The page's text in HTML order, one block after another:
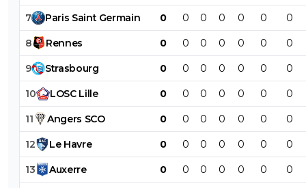
7 Paris Saint Germain 0 0 0 0 0 0 0
8 Rennes 0 0 0 0 0 0 0
9 Strasbourg 0 0 0 0 0 0 0
10 LOSC Lille 0 0 0 0 0 0 0
11 Angers SCO 0 0 0 0 0 0 0
12 Le Havre 0 0 0 0 0 0 0
13 Auxerre 0 0 0 0 0 0 0